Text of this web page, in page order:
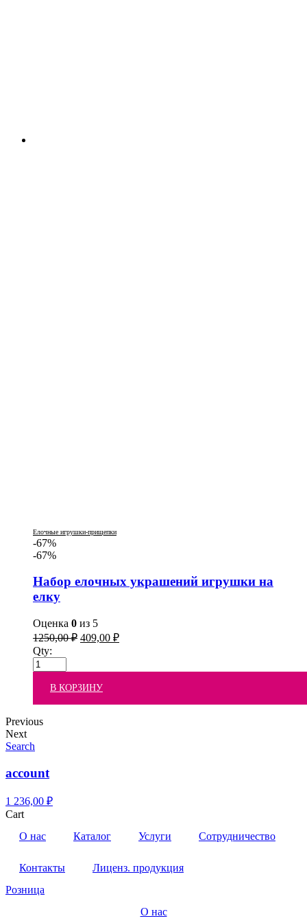
Елочные игрушки-прищепки
-67%
-67%
Набор елочных украшений игрушки на
елку
Оценка 0 из 5
1250,00₽ 409,00 ₽
Qty:
В КОРЗИНУ
Previous
Next
Search
account
1 236,00 ₽
Cart
О нас
Каталог Услуги Сотрудничество
Контакты
Лиценз. продукция
Розница
О нас